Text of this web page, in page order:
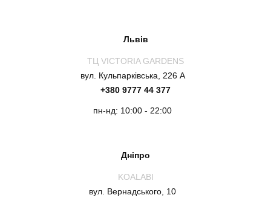
Львів
ТЦ VICTORIA GARDENS
вул. Кульпарківська, 226 А
+380 9777 44 377
пн-нд: 10:00 - 22:00
Дніпро
KOALABI
вул. Вернадського, 10